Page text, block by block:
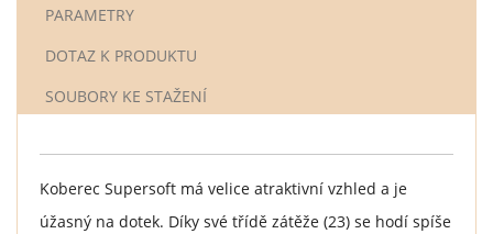
PARAMETRY
DOTAZ K PRODUKTU
SOUBORY KE STAŽENÍ
Koberec Supersoft má velice atraktivní vzhled a je
úžasný na dotek. Díky své třídě zátěže (23) se hodí spíše